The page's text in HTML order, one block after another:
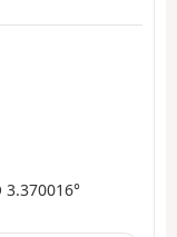
3.370016°